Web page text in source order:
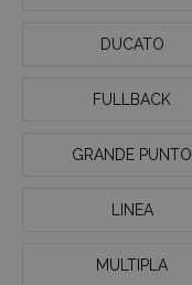
DUCATO
FULLBACK
GRANDE PUNTO
LINEA
MULTIPLA